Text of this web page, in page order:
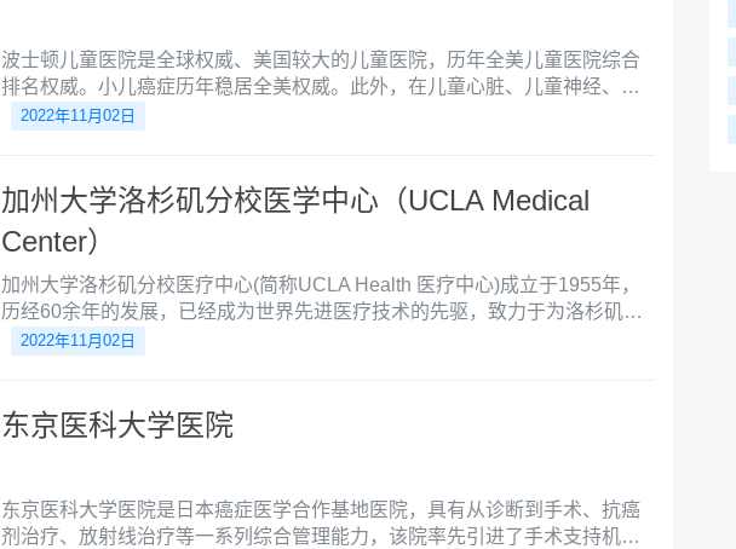
波士顿儿童医院是全球权威、美国较大的儿童医院，历年全美儿童医院综合
排名权威。小儿癌症历年稳居全美权威。此外，在儿童心脏、儿童神经、儿
童骨科、儿童内分泌、儿童泌尿、儿童肺科等领域也稳居全美前两位。
2022年11月02日
加州大学洛杉矶分校医学中心（UCLA Medical
Center）
加州大学洛杉矶分校医疗中心(简称UCLA Health 医疗中心)成立于1955年，
历经60余年的发展，已经成为世界先进医疗技术的先驱，致力于为洛杉矶地
区和来自全世界的患者提供优质的健康护理。无论是处理常规治疗，还是面
2022年11月02日
东京医科大学医院
东京医科大学医院是日本癌症医学合作基地医院，具有从诊断到手术、抗癌
剂治疗、放射线治疗等一系列综合管理能力，该院率先引进了手术支持机器